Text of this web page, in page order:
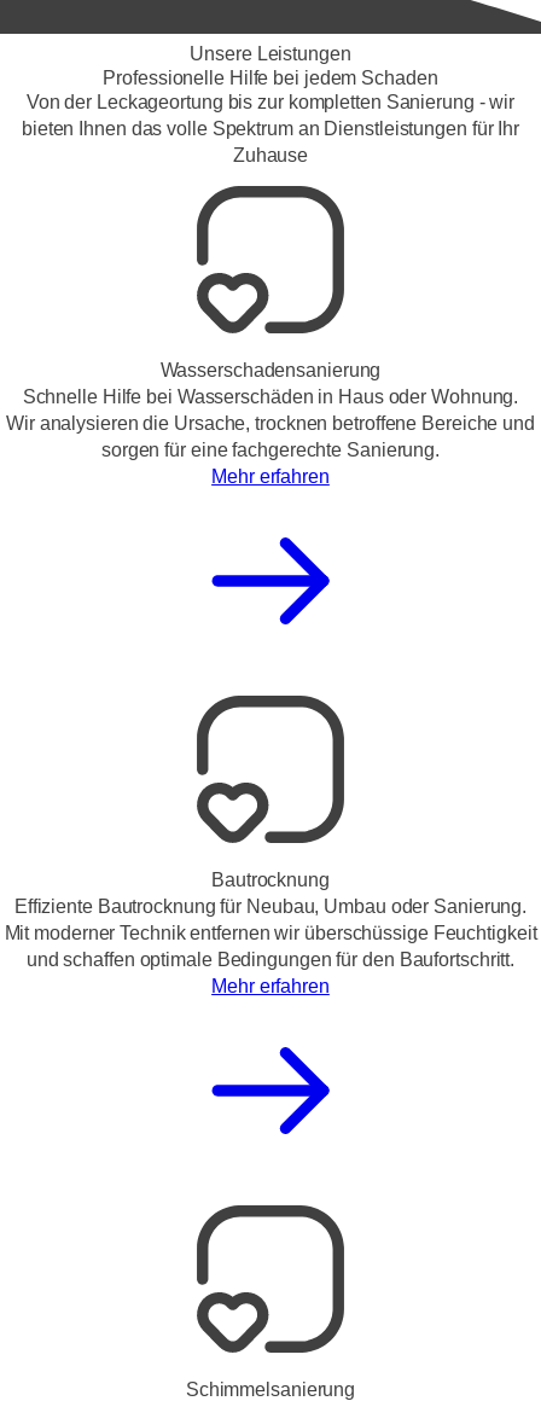
Unsere Leistungen
Professionelle Hilfe bei jedem Schaden
Von der Leckageortung bis zur kompletten Sanierung - wir
bieten Ihnen das volle Spektrum an Dienstleistungen für Ihr
Zuhause
Wasserschadensanierung
Schnelle Hilfe bei Wasserschäden in Haus oder Wohnung.
Wir analysieren die Ursache, trocknen betroffene Bereiche und
sorgen für eine fachgerechte Sanierung.
Mehr erfahren
Bautrocknung
Effiziente Bautrocknung für Neubau, Umbau oder Sanierung.
Mit moderner Technik entfernen wir überschüssige Feuchtigkeit
und schaffen optimale Bedingungen für den Baufortschritt.
Mehr erfahren
Schimmelsanierung